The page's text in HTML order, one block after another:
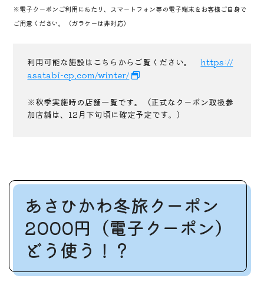
※電子クーポンご利用にあたり、スマートフォン等の電子端末をお客様ご自身で
ご用意ください。（ガラケーは非対応）
利用可能な施設はこちらからご覧ください。https://
asatabi-cp.com/winter/
※秋季実施時の店舗一覧です。（正式なクーポン取扱参
加店舗は、12月下旬頃に確定予定です。）
あさひかわ冬旅クーポン
2000円（電子クーポン）
どう使う！？